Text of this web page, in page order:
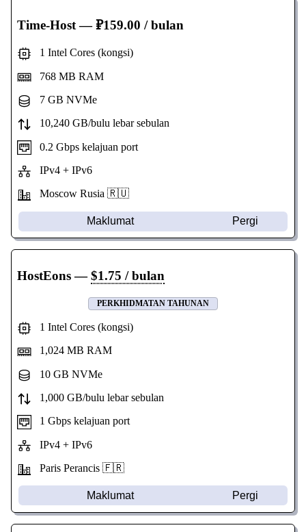
Time-Host— ₽159.00 / bulan
1 Intel Cores (kongsi)
768 MB RAM
7 GB NVMe
10,240 GB/bulu lebar sebulan
0.2 Gbps kelajuan port
IPv4 + IPv6
Moscow Rusia 🇷🇺
Maklumat Pergi
HostEons—$1.75 / bulan
PERKHIDMATAN TAHUNAN
1 Intel Cores (kongsi)
1,024 MB RAM
10 GB NVMe
1,000 GB/bulu lebar sebulan
1 Gbps kelajuan port
IPv4 + IPv6
Paris Perancis 🇫🇷
Maklumat Pergi